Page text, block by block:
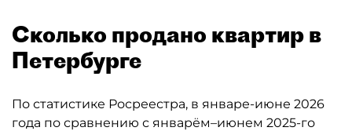
Сколько продано квартир в
Петербурге
По статистике Росреестра, в январе-июне 2026
года по сравнению с январём–июнем 2025-го